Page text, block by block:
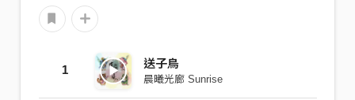
1 送子鳥
晨曦光廊 Sunrise